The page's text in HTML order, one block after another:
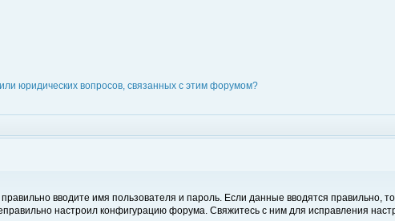
юридических вопросов, связанных с этим форумом?
вводите имя пользователя и пароль. Если данные вводятся
настроил конфигурацию форума. Свяжитесь с ним для исправления